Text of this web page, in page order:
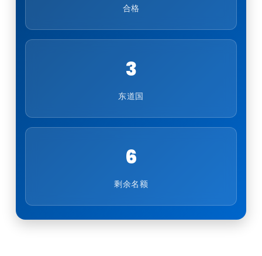
合格
3
东道国
6
剩余名额